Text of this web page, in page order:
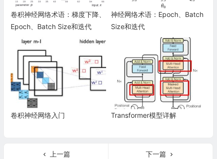
卷积神经网络术语：梯度下降、
Epoch、Batch Size和迭代
神经网络术语：Epoch、Batch
Size和迭代
卷积神经网络入门 Transformer模型详解
上一篇
下一篇